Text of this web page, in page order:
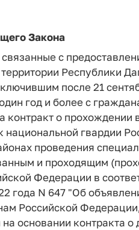
Закона
с
Республики
после 21
год и более с
контракт о
гвардии
проведения
и проходящим
Федерации в
года N 647 "Об
Российской
основании контракта